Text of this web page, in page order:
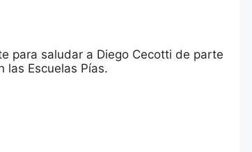
para saludar a Diego Cecotti de parte
las Escuelas Pías.